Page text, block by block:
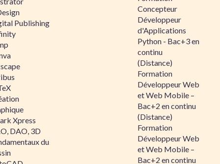
Publishing
Xpress
DAO, 3D
du
Concepteur
Développeur
d'Applications
Python - Bac+3 en
continu
(Distance)
Formation
Développeur Web
et Web Mobile –
Bac+2 en continu
(Distance)
Formation
Développeur Web
et Web Mobile –
Bac+2 en continu